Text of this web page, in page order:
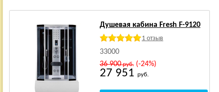
Душевая кабина Fresh F-9120
1 отзыв
33000
36 900руб.(-24%)
27 951 руб.